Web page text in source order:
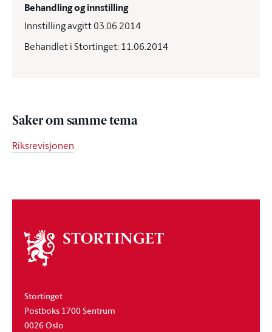
Behandling og innstilling
Innstilling avgitt 03.06.2014
Behandlet i Stortinget: 11.06.2014
Saker om samme tema
Riksrevisjonen
Om
stortinget
Stortinget
Postboks 1700 Sentrum
0026 Oslo